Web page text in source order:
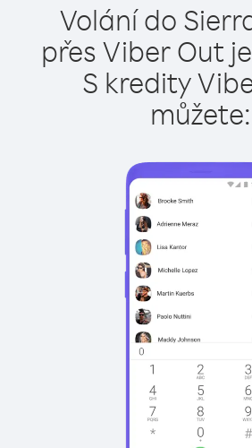
Volání do
přes Viber Out
S kredity
můžete: